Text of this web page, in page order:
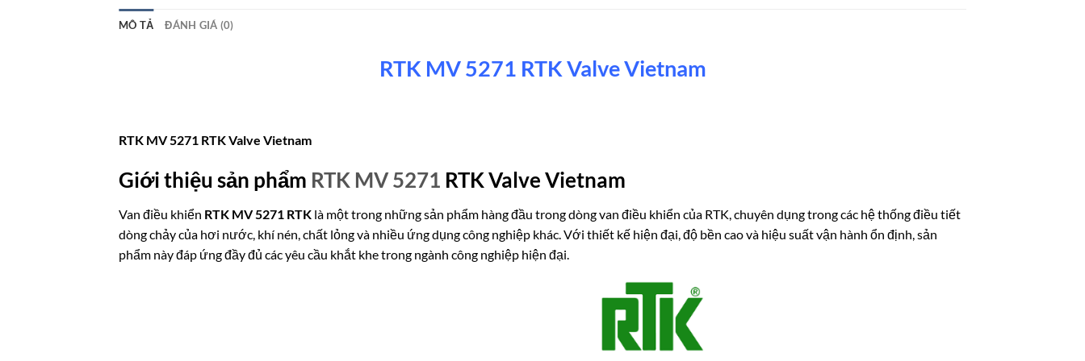
MÔ TẢ ĐÁNH GIÁ (0)
RTK MV 5271 RTK Valve Vietnam
RTK MV 5271 RTK Valve Vietnam
Giới thiệu sản phẩm RTK MV 5271 RTK Valve Vietnam
Van điều khiển RTK MV 5271 RTK là một trong những sản phẩm hàng đầu trong dòng van điều khiển của RTK, chuyên dụng trong các hệ thống điều tiết
dòng chảy của hơi nước, khí nén, chất lỏng và nhiều ứng dụng công nghiệp khác. Với thiết kế hiện đại, độ bền cao và hiệu suất vận hành ổn định, sản
phẩm này đáp ứng đầy đủ các yêu cầu khắt khe trong ngành công nghiệp hiện đại.